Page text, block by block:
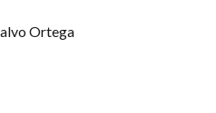
Ortega